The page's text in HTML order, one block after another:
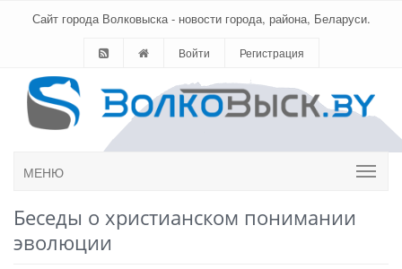
Сайт города Волковыска - новости города, района, Беларуси.
Войти Регистрация
МЕНЮ
Беседы о христианском понимании
эволюции